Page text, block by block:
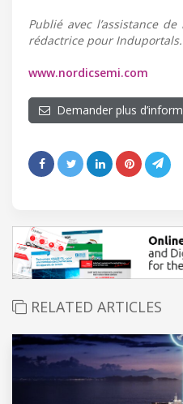
Publié avec l’assistance
rédactrice pour Induportals.
www.nordicsemi.com
Demander plus
RELATED ARTICLES